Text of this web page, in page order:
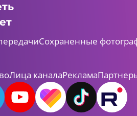
Сохраненные
Лица каналаРеклама